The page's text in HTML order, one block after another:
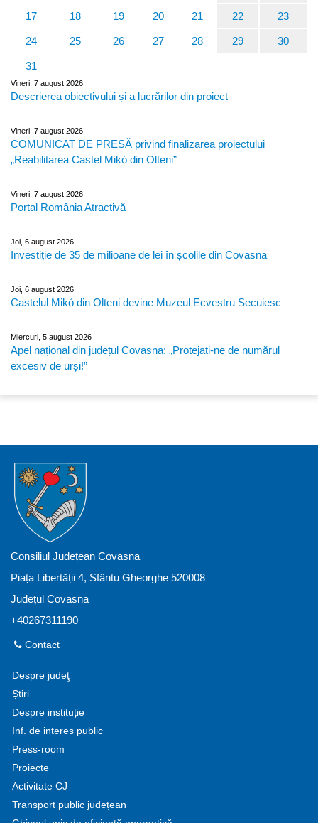
17 18 19 20 21 22 23
24 25 26 27 28 29 30
31
Vineri, 7 august 2026
Descrierea obiectivului și a lucrărilor din proiect
Vineri, 7 august 2026
COMUNICAT DE PRESĂ privind finalizarea proiectului
„Reabilitarea Castel Mikó din Olteni”
Vineri, 7 august 2026
Portal România Atractivă
Joi, 6 august 2026
Investiție de 35 de milioane de lei în școlile din Covasna
Joi, 6 august 2026
Castelul Mikó din Olteni devine Muzeul Ecvestru Secuiesc
Miercuri, 5 august 2026
Apel național din județul Covasna: „Protejați-ne de numărul
excesiv de urși!”
Consiliul Județean Covasna
Piața Libertății 4, Sfântu Gheorghe 520008
Județul Covasna
+40267311190
Contact
Despre judeţ
Știri
Despre instituție
Inf. de interes public
Press-room
Proiecte
Activitate CJ
Transport public județean